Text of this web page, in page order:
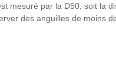
mesuré par la D50, soit la
des anguilles de moins